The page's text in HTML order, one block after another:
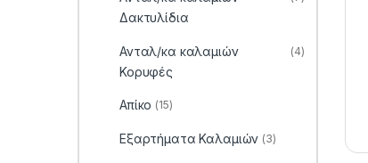
Δακτυλίδια
Ανταλ/κα καλαμιών
Κορυφές
(4)
Απίκο (15)
Εξαρτήματα Καλαμιών (3)